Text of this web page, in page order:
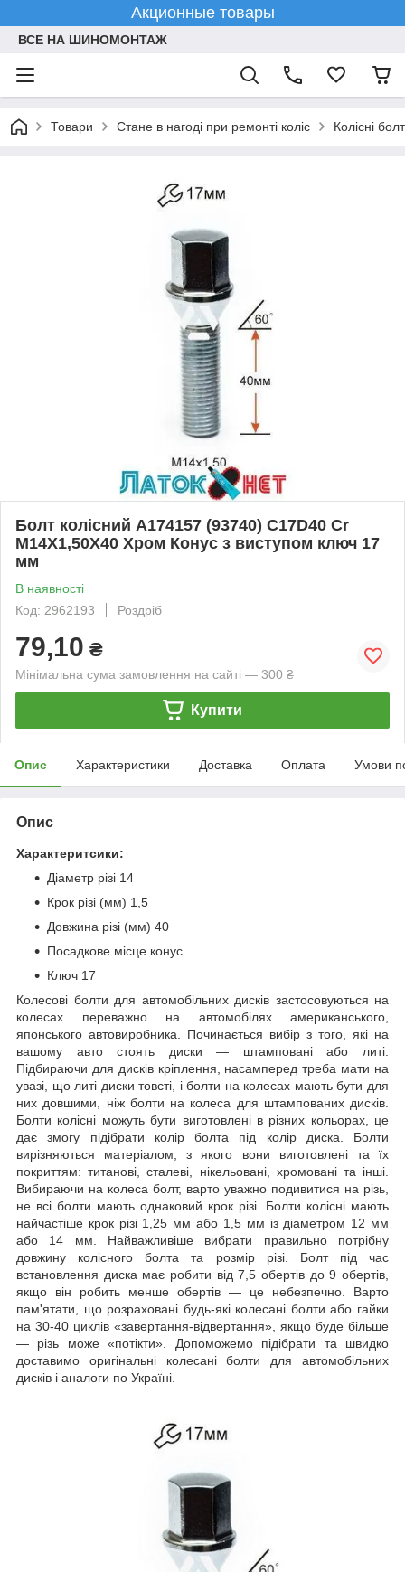
Акционные товары
ВСЕ НА ШИНОМОНТАЖ
Товари Стане в нагоді при ремонті коліс Колісні
Болт колісний A174157 (93740) C17D40 Cr
M14X1,50X40 Хром Конус з виступом ключ 17
мм
В наявності
Код: 2962193
Роздріб
79,10 ₴
Мінімальна сума замовлення на сайті — 300 ₴
Купити
Опис Характеристики Доставка Оплата Умови
Опис
Характеритсики:
Діаметр різі 14
Крок різі (мм) 1,5
Довжина різі (мм) 40
Посадкове місце конус
Ключ 17
Колесові болти для автомобільних дисків застосовуються на
колесах переважно на автомобілях американського,
японського автовиробника. Починається вибір з того, які на
вашому авто стоять диски — штамповані або литі.
Підбираючи для дисків кріплення, насамперед треба мати на
увазі, що литі диски товсті, і болти на колесах мають бути для
них довшими, ніж болти на колеса для штампованих дисків.
Болти колісні можуть бути виготовлені в різних кольорах, це
дає змогу підібрати колір болта під колір диска. Болти
вирізняються матеріалом, з якого вони виготовлені та їх
покриттям: титанові, сталеві, нікельовані, хромовані та інші.
Вибираючи на колеса болт, варто уважно подивитися на різь,
не всі болти мають однаковий крок різі. Болти колісні мають
найчастіше крок різі 1,25 мм або 1,5 мм із діаметром 12 мм
або 14 мм. Найважливіше вибрати правильно потрібну
довжину колісного болта та розмір різі. Болт під час
встановлення диска має робити від 7,5 обертів до 9 обертів,
якщо він робить менше обертів — це небезпечно. Варто
пам'ятати, що розраховані будь-які колесані болти або гайки
на 30-40 циклів «завертання-відвертання», якщо буде більше
— різь може «потікти». Допоможемо підібрати та швидко
доставимо оригінальні колесані болти для автомобільних
дисків і аналоги по Україні.